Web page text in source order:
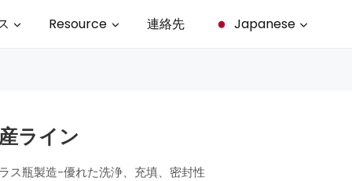
Resource 連絡先 Japanese
ライン
ス瓶製造-優れた洗浄、充填、密封性